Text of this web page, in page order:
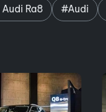
Ra8
#Audi